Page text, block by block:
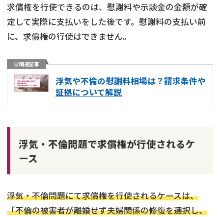
求償権を行使できるのは、慰謝料や示談金の金額が確
定して実際に支払いをした後です。慰謝料の支払い前
に、求償権の行使はできません。
関連記事
浮気や不倫の慰謝料相場は？請求条件や
証拠について解説
浮気・不倫問題で求償権が行使されるケ
ース
浮気・不倫問題にて求償権を行使されるケースは、
「不倫の被害者が離婚せず夫婦関係の修復を選択し、